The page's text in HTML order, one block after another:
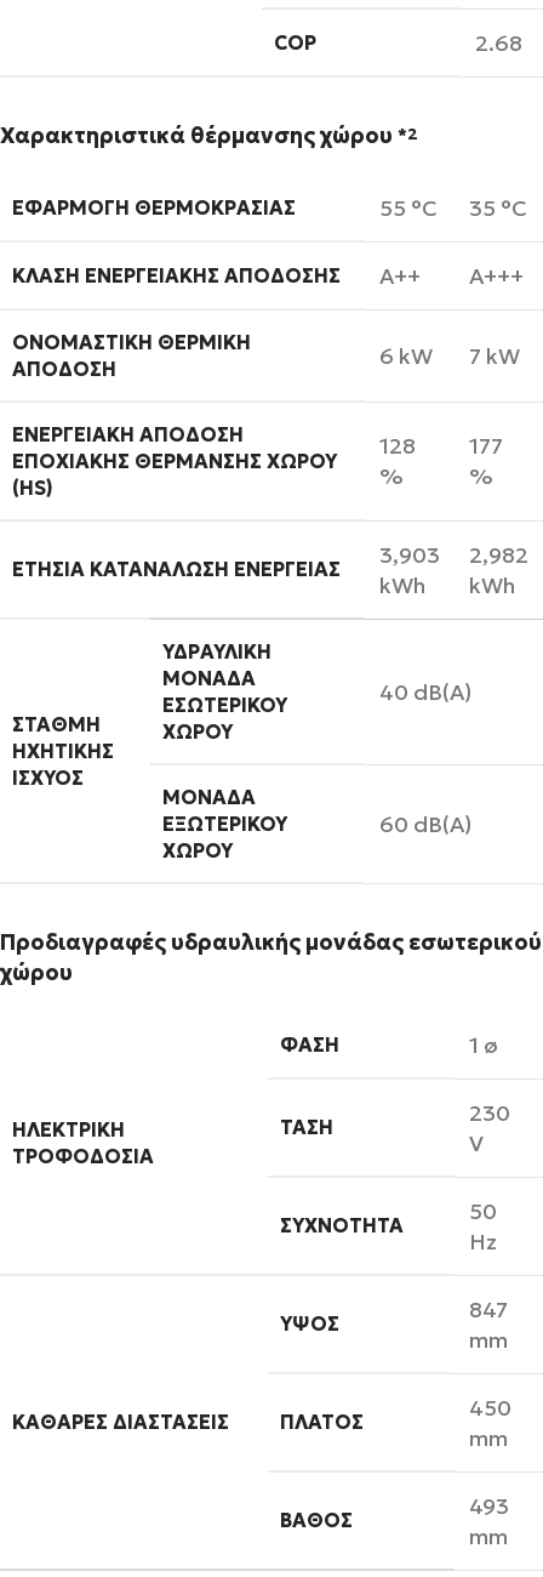
COP 2.68
Χαρακτηριστικά θέρμανσης χώρου *2
ΕΦΑΡΜΟΓΉ ΘΕΡΜΟΚΡΑΣΊΑΣ 55 °C 35 °C
ΚΛΆΣΗ ΕΝΕΡΓΕΙΑΚΉΣ ΑΠΌΔΟΣΗΣ A++ A+++
ΟΝΟΜΑΣΤΙΚΉ ΘΕΡΜΙΚΉ
ΑΠΌΔΟΣΗ
6 kW 7 kW
ΕΝΕΡΓΕΙΑΚΉ ΑΠΌΔΟΣΗ
ΕΠΟΧΙΑΚΉΣ ΘΈΡΜΑΝΣΗΣ ΧΏΡΟΥ
(ΗS)
128
%
177
%
ΕΤΉΣΙΑ ΚΑΤΑΝΆΛΩΣΗ ΕΝΈΡΓΕΙΑΣ
3,903
kWh
2,982
kWh
ΣΤΆΘΜΗ
ΗΧΗΤΙΚΉΣ
ΙΣΧΎΟΣ
ΥΔΡΑΥΛΙΚΉ
ΜΟΝΆΔΑ
ΕΣΩΤΕΡΙΚΟΎ
ΧΏΡΟΥ
40 dB(A)
ΜΟΝΆΔΑ
ΕΞΩΤΕΡΙΚΟΎ
ΧΏΡΟΥ
60 dB(A)
Προδιαγραφές υδραυλικής μονάδας εσωτερικού
χώρου
ΗΛΕΚΤΡΙΚΉ
ΤΡΟΦΟΔΟΣΊΑ
ΦΆΣΗ 1 ø
ΤΆΣΗ
230
V
ΣΥΧΝΌΤΗΤΑ
50
Hz
ΚΑΘΑΡΈΣ ΔΙΑΣΤΆΣΕΙΣ
ΎΨΟΣ
847
mm
ΠΛΆΤΟΣ
450
mm
ΒΆΘΟΣ
493
mm